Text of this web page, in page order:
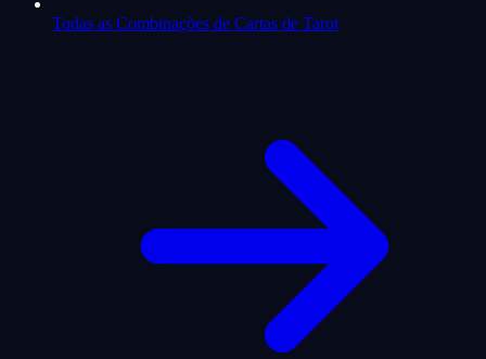
Todas as Combinações de Cartas de Tarot